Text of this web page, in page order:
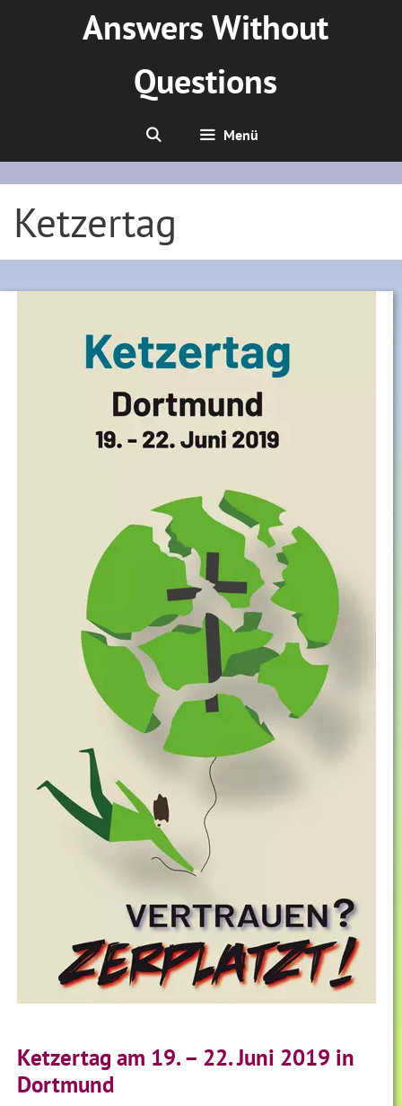
Answers Without
Questions
Menü
Ketzertag
Ketzertag am 19. – 22. Juni 2019 in
Dortmund